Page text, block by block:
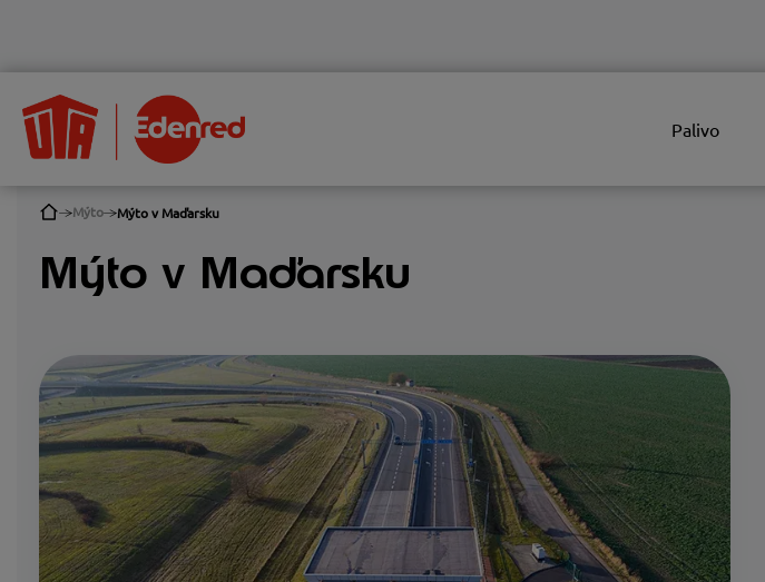
Palivo
Mýto Mýto v Maďarsku
Mýto v Maďarsku